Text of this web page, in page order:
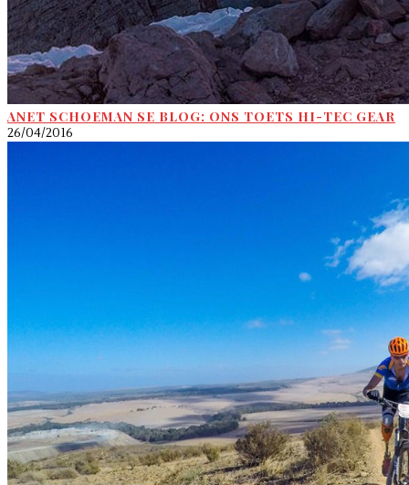
ANET SCHOEMAN SE BLOG: ONS TOETS HI-TEC GEAR
26/04/2016